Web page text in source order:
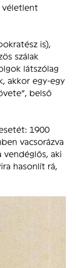
véletlent
is),
szálak
látszólag
akkor egy-egy
belső
1900
vacsorázva
aki
hasonlít rá,